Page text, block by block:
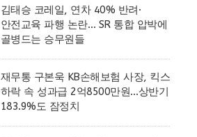
김태승 코레일, 연차 40% 반려·
안전교육 파행 논란… SR 통합 압박에
골병드는 승무원들
재무통 구본욱 KB손해보험 사장, 킥스
하락 속 성과급 2억8500만원…상반기
183.9%도 잠정치